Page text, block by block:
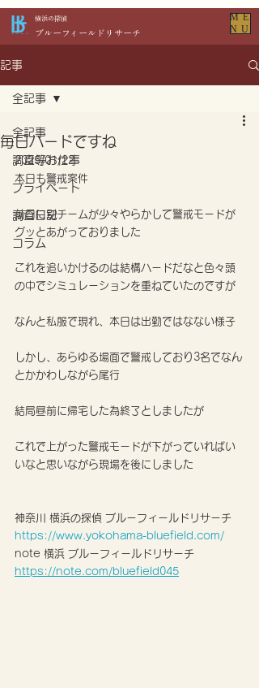
​横浜の探偵
​ブルーフィールドリサーチ
ME
NU
記事
全記事
調査等お仕事
プライベート
調査日記
コラム
全記事
毎日ハードですね
2025/01/22
本日も警戒案件
前日に別チームが少々やらかして警戒モードが
グッとあがっておりました
これを追いかけるのは結構ハードだなと色々頭
の中でシミュレーションを重ねていたのですが
なんと私服で現れ、本日は出勤ではなない様子
しかし、あらゆる場面で警戒しており3名でなん
とかかわしながら尾行
結局昼前に帰宅した為終了としましたが
これで上がった警戒モードが下がっていればい
いなと思いながら現場を後にしました
神奈川 横浜の探偵 ブルーフィールドリサーチ
https://www.yokohama-bluefield.com/
note 横浜 ブルーフィールドリサーチ
https://note.com/bluefield045